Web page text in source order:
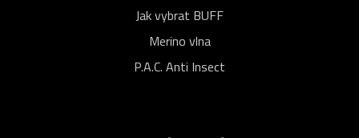
Jak vybrat BUFF
Merino vlna
P.A.C. Anti Insect